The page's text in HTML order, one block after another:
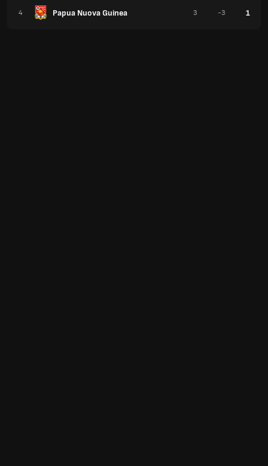
4 Papua Nuova Guinea 3 -3 1